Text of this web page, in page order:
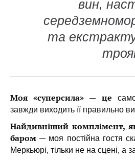
вин,
та
Моя «суперсила» — це
завжди виходить її правильно
Найдивніший комплімент,
баром — моя постійна гостя
Меркьюрі, тільки не на сцені, а